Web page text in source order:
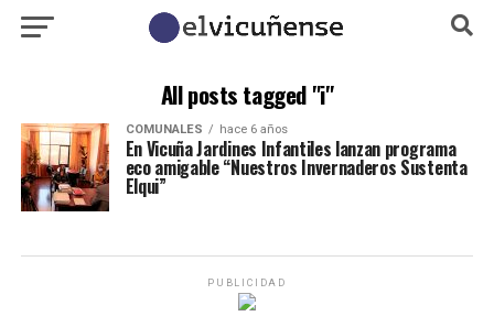
All posts tagged "i"
COMUNALES hace 6 años
En Vicuña Jardines Infantiles lanzan programa
eco amigable “Nuestros Invernaderos Sustenta
Elqui”
PUBLICIDAD